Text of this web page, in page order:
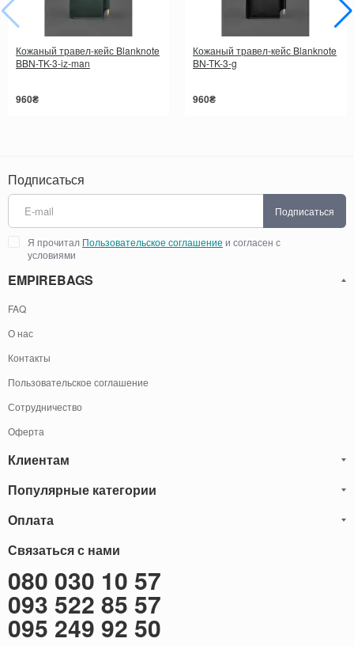
Кожаный травел-кейс Blanknote
BBN-TK-3-iz-man
960₴
Кожаный травел-кейс Blanknote
BN-TK-3-g
960₴
Подписаться
Подписаться
Я прочитал Пользовательское соглашение и согласен с
условиями
EMPIREBAGS
FAQ
О нас
Контакты
Пользовательское соглашение
Сотрудничество
Оферта
Клиентам
Блог
Обмен и Возврат
Карта сайта
Бонусы
Доставка за границу
Популярные категории
Мужские кожаные сумки
Саквояжи
Мужские кожаные кошельки
Мужские клатчи
Женские сумки
Оплата
Оплату товаров можно
осуществить
Наличными
Наложенный платёж (Оплата при получение)
Через терминал (Только самовывоз)
Оплата на расчетный счет ФОП 2-ая группа (без НДС)
Связаться с нами
080 030 10 57
093 522 85 57
095 249 92 50